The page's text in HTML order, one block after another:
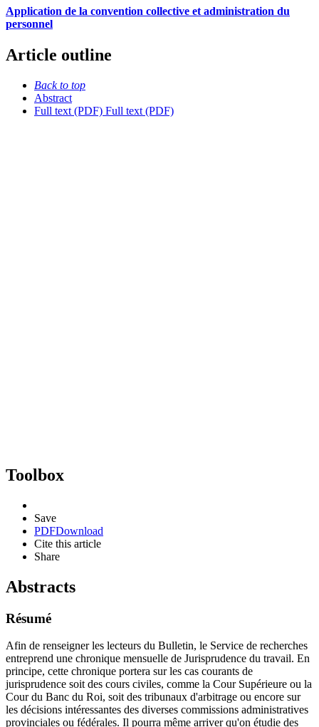
Application de la convention collective et administration du
personnel
Article outline
Back to top
Abstract
Full text (PDF) Full text (PDF)
Toolbox
Save
PDFDownload
Cite this article
Share
Abstracts
Résumé
Afin de renseigner les lecteurs du Bulletin, le Service de recherches
entreprend une chronique mensuelle de Jurisprudence du travail. En
principe, cette chronique portera sur les cas courants de
jurisprudence soit des cours civiles, comme la Cour Supérieure ou la
Cour du Banc du Roi, soit des tribunaux d'arbitrage ou encore sur
les décisions intéressantes des diverses commissions administratives
provinciales ou fédérales. Il pourra même arriver qu'on étudie des